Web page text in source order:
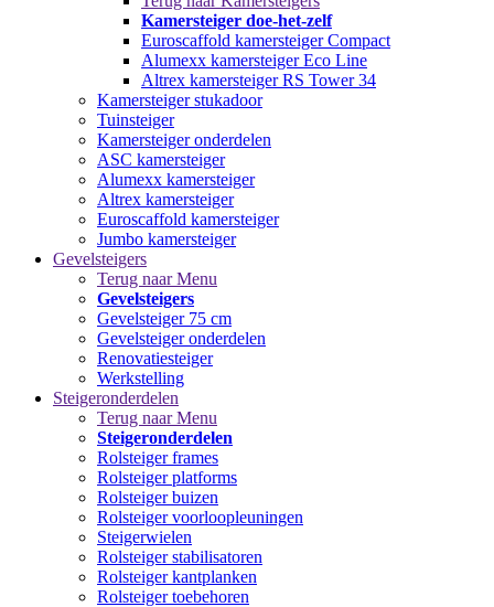
Kamersteiger doe-het-zelf
Euroscaffold kamersteiger Compact
Alumexx kamersteiger Eco Line
Altrex kamersteiger RS Tower 34
Kamersteiger stukadoor
Tuinsteiger
Kamersteiger onderdelen
ASC kamersteiger
Alumexx kamersteiger
Altrex kamersteiger
Euroscaffold kamersteiger
Jumbo kamersteiger
Gevelsteigers
Terug naar Menu
Gevelsteigers
Gevelsteiger 75 cm
Gevelsteiger onderdelen
Renovatiesteiger
Werkstelling
Steigeronderdelen
Terug naar Menu
Steigeronderdelen
Rolsteiger frames
Rolsteiger platforms
Rolsteiger buizen
Rolsteiger voorloopleuningen
Steigerwielen
Rolsteiger stabilisatoren
Rolsteiger kantplanken
Rolsteiger toebehoren